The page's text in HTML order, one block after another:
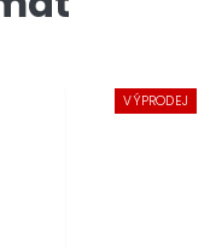
VÝPRODEJ